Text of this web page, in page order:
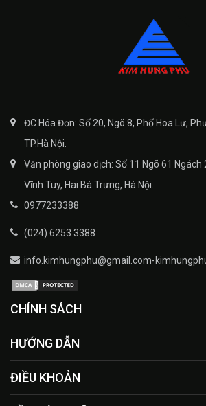
ĐC Hóa Đơn: Số 20, Ngõ 8, Phố Hoa Lư,
TP.Hà Nội.
Văn phòng giao dịch: Số 11 Ngõ 61 Ngách
Vĩnh Tuy, Hai Bà Trưng, Hà Nội.
0977233388
(024) 6253 3388
info.kimhungphu@gmail.com-
CHÍNH SÁCH
HƯỚNG DẪN
ĐIỀU KHOẢN